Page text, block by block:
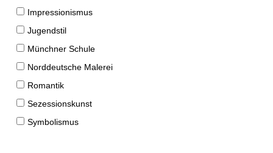
Impressionismus
Jugendstil
Münchner Schule
Norddeutsche Malerei
Romantik
Sezessionskunst
Symbolismus